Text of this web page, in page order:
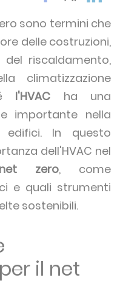
sono termini che
delle costruzioni,
riscaldamento,
climatizzazione
l'HVAC ha una
importante nella
edifici. In questo
dell'HVAC nel
net zero, come
e quali strumenti
sostenibili.
il net